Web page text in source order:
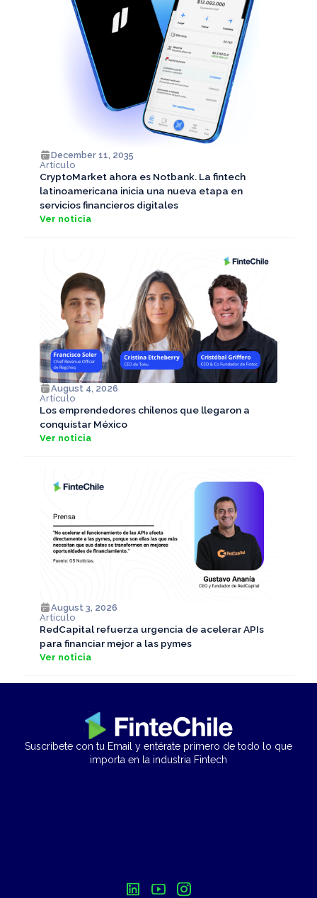
December 11, 2035
Artículo
CryptoMarket ahora es Notbank. La fintech
latinoamericana inicia una nueva etapa en
servicios financieros digitales
Ver noticia
August 4, 2026
Artículo
Los emprendedores chilenos que llegaron a
conquistar México
Ver noticia
August 3, 2026
Artículo
RedCapital refuerza urgencia de acelerar APIs
para financiar mejor a las pymes
Ver noticia
Suscríbete con tu Email y entérate primero de todo lo que
importa en la industria Fintech